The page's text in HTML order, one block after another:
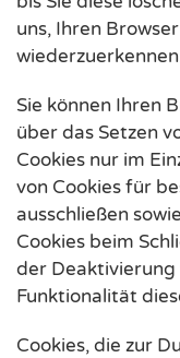
uns, Ihren
Sie können Ihren
über das Setzen
Cookies nur im
von Cookies für
ausschließen
Cookies beim
der Deaktivierung
Funktionalität
Cookies, die zur